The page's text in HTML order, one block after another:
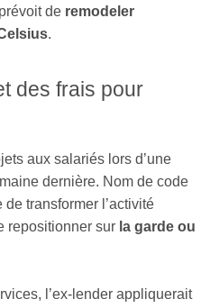
de remodeler
.
des frais pour
aux salariés lors d’une
dernière. Nom de code
transformer l’activité
repositionner sur la garde ou
l’ex-lender appliquerait